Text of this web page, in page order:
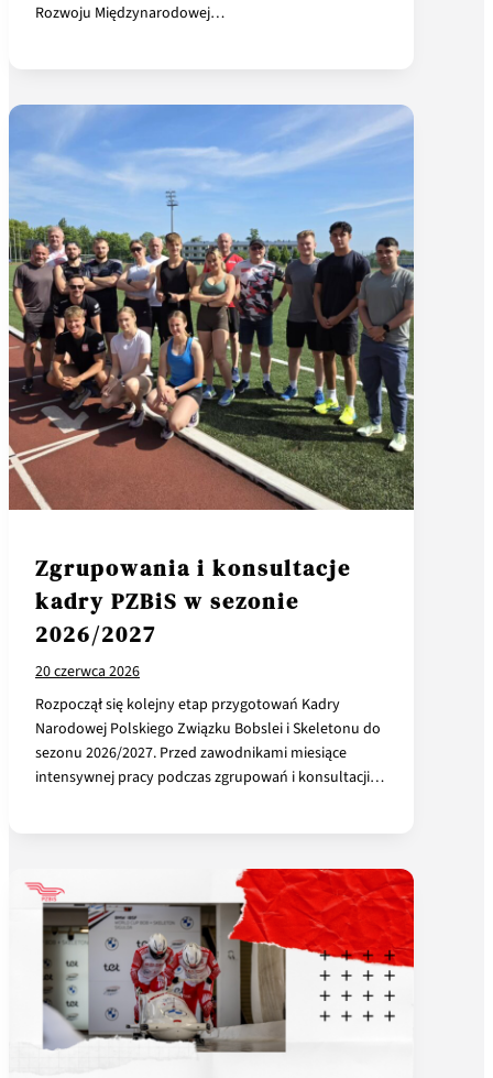
Rozwoju Międzynarodowej…
Zgrupowania i konsultacje
kadry PZBiS w sezonie
2026/2027
20 czerwca 2026
Rozpoczął się kolejny etap przygotowań Kadry
Narodowej Polskiego Związku Bobslei i Skeletonu do
sezonu 2026/2027. Przed zawodnikami miesiące
intensywnej pracy podczas zgrupowań i konsultacji…